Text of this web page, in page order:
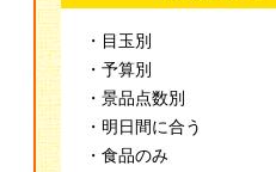
・目玉別
・予算別
・景品点数別
・明日間に合う
・食品のみ